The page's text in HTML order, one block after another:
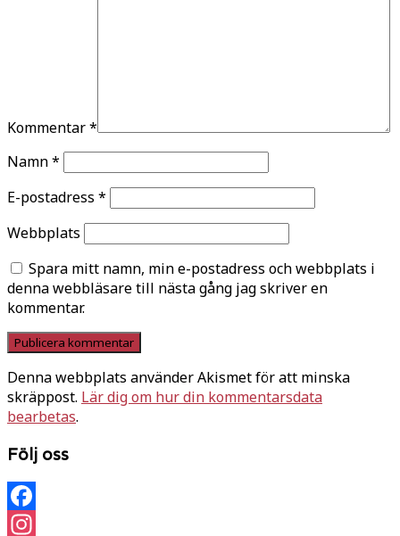
Kommentar*
Namn*
E-postadress *
Webbplats
Spara mitt namn, min e-postadress och webbplats i
denna webbläsare till nästa gång jag skriver en
kommentar.
Denna webbplats använder Akismet för att minska
skräppost. Lär dig om hur din kommentarsdata
bearbetas.
Följ oss
Facebook